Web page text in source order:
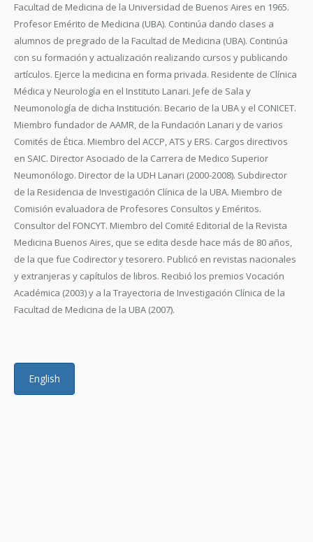
Facultad de Medicina de la Universidad de Buenos Aires en 1965.
Profesor Emérito de Medicina (UBA). Continúa dando clases a
alumnos de pregrado de la Facultad de Medicina (UBA). Continúa
con su formación y actualización realizando cursos y publicando
artículos. Ejerce la medicina en forma privada. Residente de Clínica
Médica y Neurología en el Instituto Lanari. Jefe de Sala y
Neumonología de dicha Institución. Becario de la UBA y el CONICET.
Miembro fundador de AAMR, de la Fundación Lanari y de varios
Comités de Ética. Miembro del ACCP, ATS y ERS. Cargos directivos
en SAIC. Director Asociado de la Carrera de Medico Superior
Neumonólogo. Director de la UDH Lanari (2000-2008). Subdirector
de la Residencia de Investigación Clínica de la UBA. Miembro de
Comisión evaluadora de Profesores Consultos y Eméritos.
Consultor del FONCYT. Miembro del Comité Editorial de la Revista
Medicina Buenos Aires, que se edita desde hace más de 80 años,
de la que fue Codirector y tesorero. Publicó en revistas nacionales
y extranjeras y capítulos de libros. Recibió los premios Vocación
Académica (2003) y a la Trayectoria de Investigación Clínica de la
Facultad de Medicina de la UBA (2007).
English